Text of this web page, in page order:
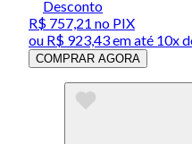
Desconto
R$ 757,21 no PIX
ou R$ 923,43em até 10x
COMPRAR AGORA